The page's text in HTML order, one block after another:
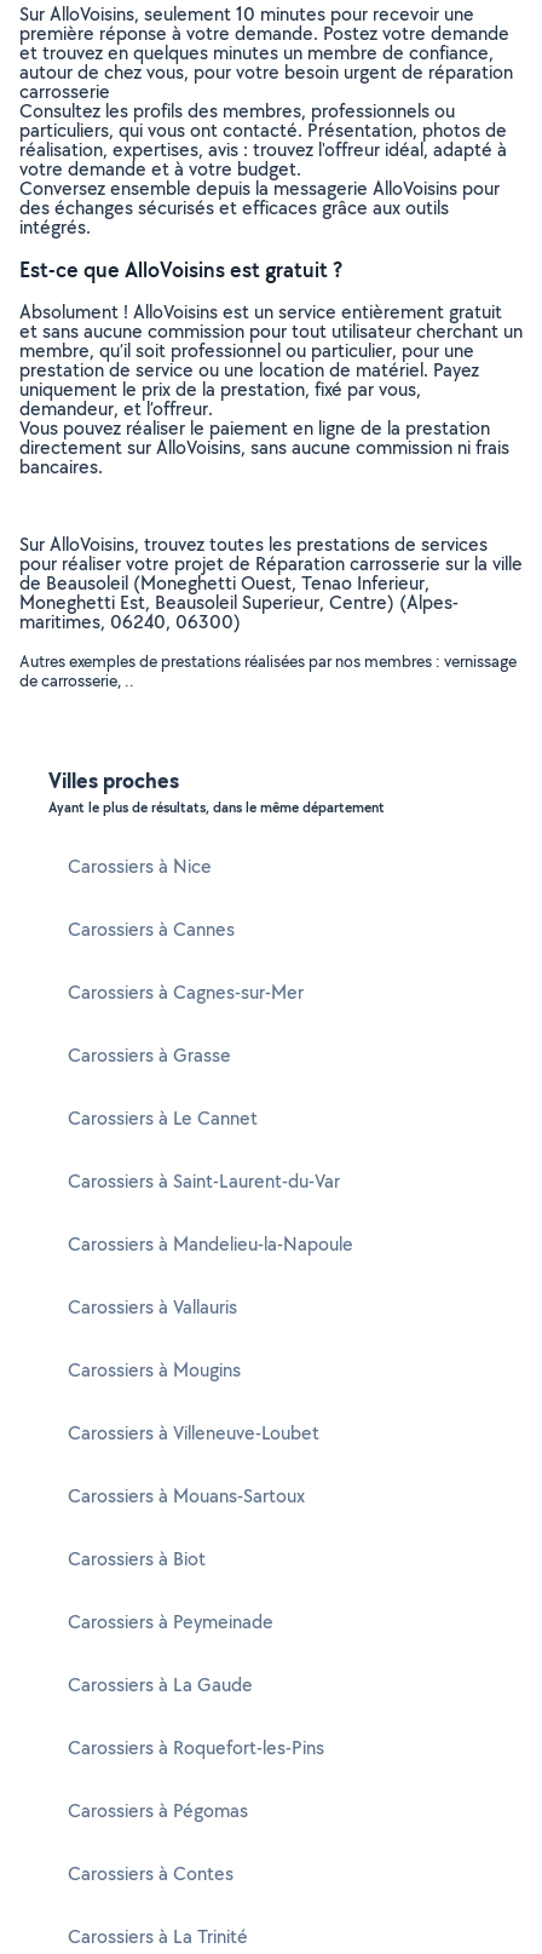
Sur AlloVoisins, seulement 10 minutes pour recevoir une
première réponse à votre demande. Postez votre demande
et trouvez en quelques minutes un membre de confiance,
autour de chez vous, pour votre besoin urgent de réparation
carrosserie
Consultez les profils des membres, professionnels ou
particuliers, qui vous ont contacté. Présentation, photos de
réalisation, expertises, avis : trouvez l'offreur idéal, adapté à
votre demande et à votre budget.
Conversez ensemble depuis la messagerie AlloVoisins pour
des échanges sécurisés et efficaces grâce aux outils
intégrés.
Est-ce que AlloVoisins est gratuit ?
Absolument ! AlloVoisins est un service entièrement gratuit
et sans aucune commission pour tout utilisateur cherchant un
membre, qu’il soit professionnel ou particulier, pour une
prestation de service ou une location de matériel. Payez
uniquement le prix de la prestation, fixé par vous,
demandeur, et l’offreur.
Vous pouvez réaliser le paiement en ligne de la prestation
directement sur AlloVoisins, sans aucune commission ni frais
bancaires.
Sur AlloVoisins, trouvez toutes les prestations de services
pour réaliser votre projet de Réparation carrosserie sur la ville
de Beausoleil (Moneghetti Ouest, Tenao Inferieur,
Moneghetti Est, Beausoleil Superieur, Centre) (Alpes-
maritimes, 06240, 06300)
Autres exemples de prestations réalisées par nos membres : vernissage
de carrosserie, ..
Villes proches
Ayant le plus de résultats, dans le même département
Carossiers à Nice
Carossiers à Cannes
Carossiers à Cagnes-sur-Mer
Carossiers à Grasse
Carossiers à Le Cannet
Carossiers à Saint-Laurent-du-Var
Carossiers à Mandelieu-la-Napoule
Carossiers à Vallauris
Carossiers à Mougins
Carossiers à Villeneuve-Loubet
Carossiers à Mouans-Sartoux
Carossiers à Biot
Carossiers à Peymeinade
Carossiers à La Gaude
Carossiers à Roquefort-les-Pins
Carossiers à Pégomas
Carossiers à Contes
Carossiers à La Trinité